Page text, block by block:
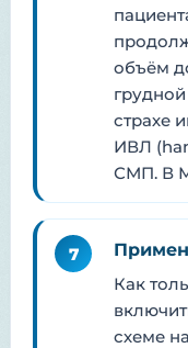
объём
страхе
ИВЛ
СМП. В
7
Как
схеме